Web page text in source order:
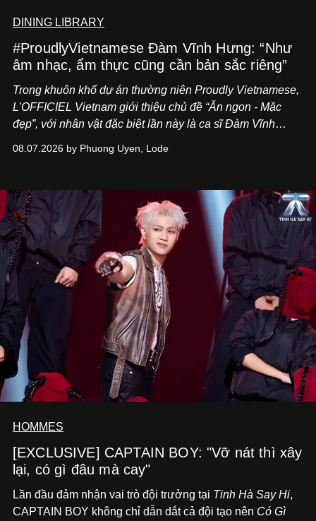
DINING LIBRARY
#ProudlyVietnamese Đàm Vĩnh Hưng: “Như
âm nhạc, ẩm thực cũng cần bản sắc riêng”
Trong khuôn khổ dự án thường niên Proudly Vietnamese,
L’OFFICIEL Vietnam giới thiệu chủ đề “Ăn ngon - Mặc
đẹp”, với nhân vật đặc biệt lần này là ca sĩ Đàm Vĩnh
Cà Phê Cà Pháo mang dấu ấn Indochine hoài niệm, thu
08.07.2026 by Phuong Uyen, Lode
HOMMES
[EXCLUSIVE] CAPTAIN BOY: "Vỡ nát thì xây
lại, có gì đâu mà cay"
Lần đầu đảm nhận vai trò đội trưởng tại Tinh Hà Say Hi,
CAPTAIN BOY không chỉ dẫn dắt cả đội tạo nên Có Gì